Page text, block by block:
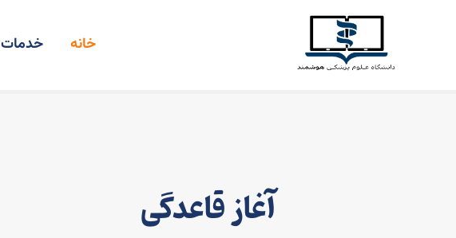
خانه خدمات
آغاز قاعدگی